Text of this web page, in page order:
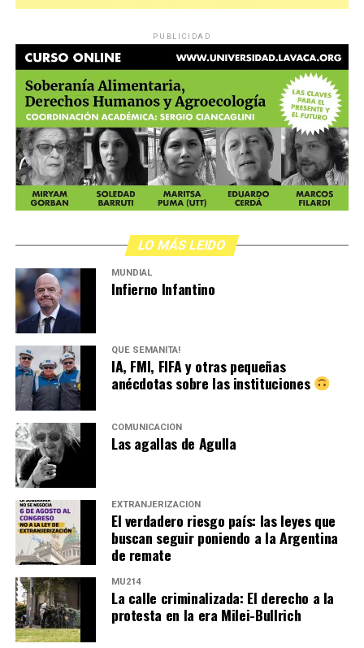
PUBLICIDAD
LO MÁS LEIDO
MUNDIAL
Infierno Infantino
QUÉ SEMANITA!
IA, FMI, FIFA y otras pequeñas
anécdotas sobre las instituciones
COMUNICACIÓN
Las agallas de Agulla
EXTRANJERIZACIÓN
El verdadero riesgo país: las leyes que
buscan seguir poniendo a la Argentina
de remate
MU214
La calle criminalizada: El derecho a la
protesta en la era Milei-Bullrich